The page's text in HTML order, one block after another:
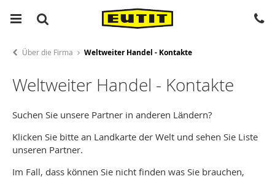
Über die Firma Weltweiter Handel - Kontakte
Weltweiter Handel - Kontakte
Suchen Sie unsere Partner in anderen Ländern?
Klicken Sie bitte an Landkarte der Welt und sehen Sie Liste
unseren Partner.
Im Fall, dass können Sie nicht finden was Sie brauchen,